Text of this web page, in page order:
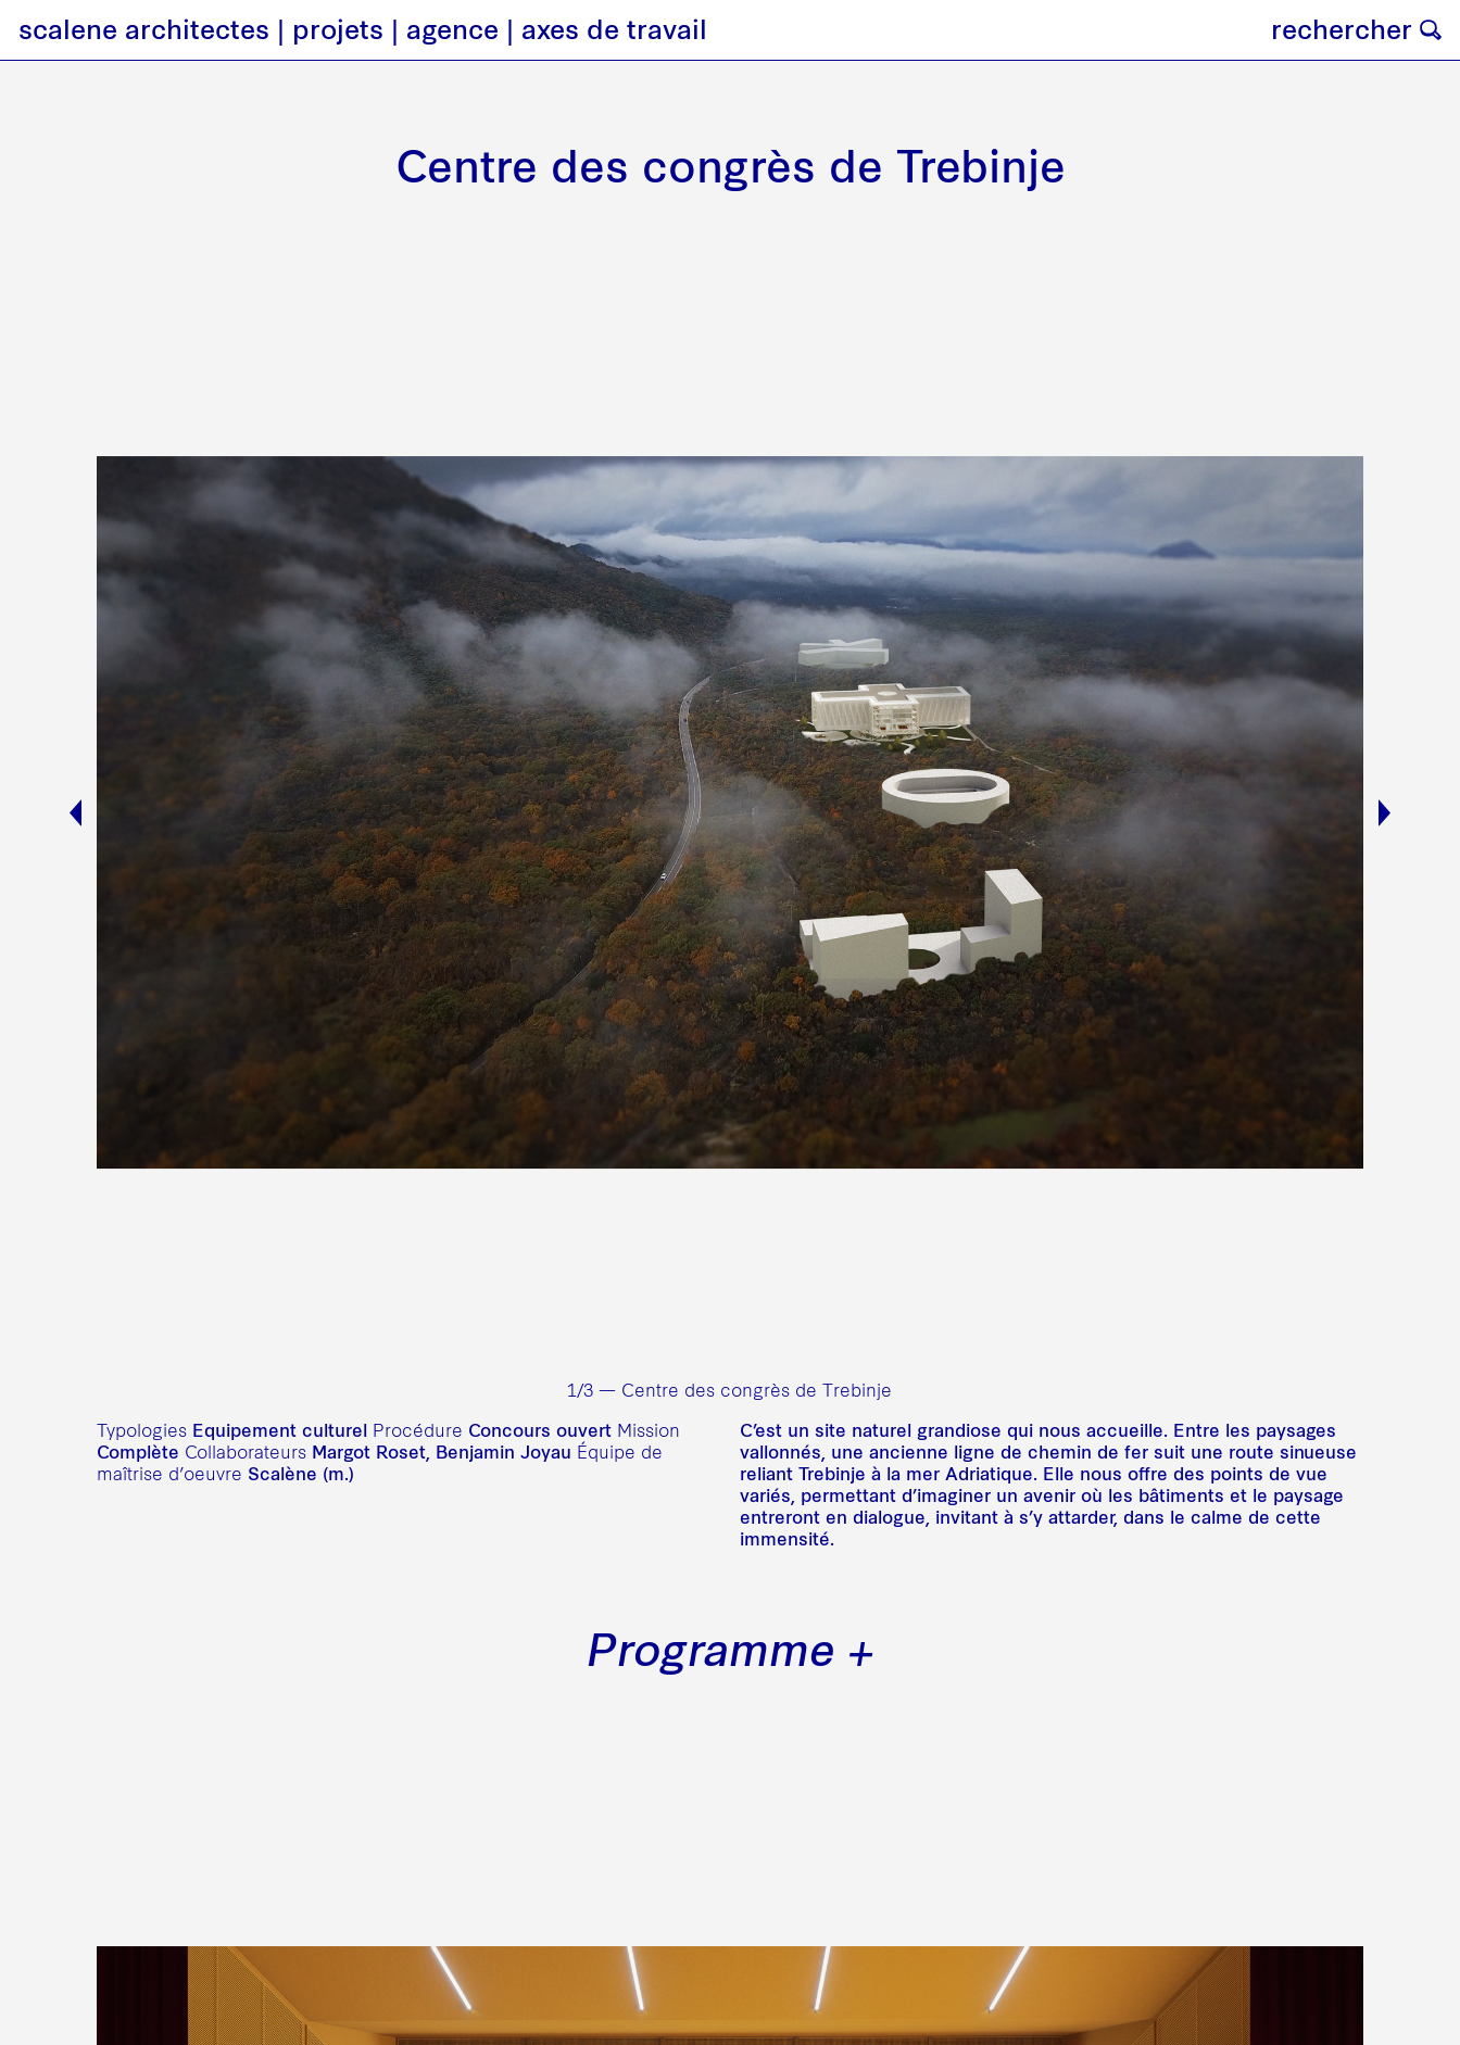
scalene architectes projets agence axes de travail rechercher
Centre des congrès de Trebinje
1/3 — Centre des congrès de Trebinje
Typologies Equipement culturel Procédure Concours ouvert Mission
Complète Collaborateurs Margot Roset, Benjamin Joyau Équipe de
maîtrise d’oeuvre Scalène (m.)
C’est un site naturel grandiose qui nous accueille. Entre les paysages
vallonnés, une ancienne ligne de chemin de fer suit une route sinueuse
reliant Trebinje à la mer Adriatique. Elle nous offre des points de vue
variés, permettant d’imaginer un avenir où les bâtiments et le paysage
entreront en dialogue, invitant à s’y attarder, dans le calme de cette
immensité.
Programme +